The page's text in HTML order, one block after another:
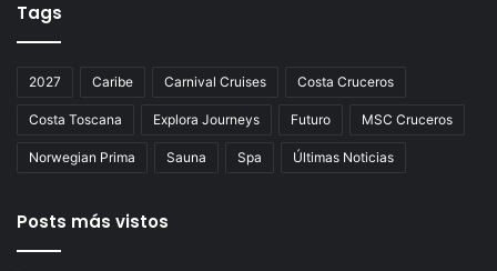
Tags
2027 Caribe Carnival Cruises Costa Cruceros
Costa Toscana Explora Journeys Futuro MSC Cruceros
Norwegian Prima Sauna Spa Últimas Noticias
Posts más vistos